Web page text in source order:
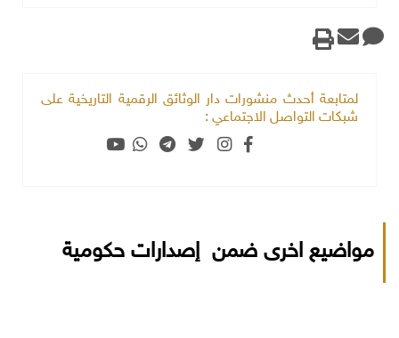
لمتابعة أحدث منشورات دار الوثائق الرقمية التاريخية على
شبكات التواصل الاجتماعي :
مواضيع اخرى ضمن إصدارات حكومية